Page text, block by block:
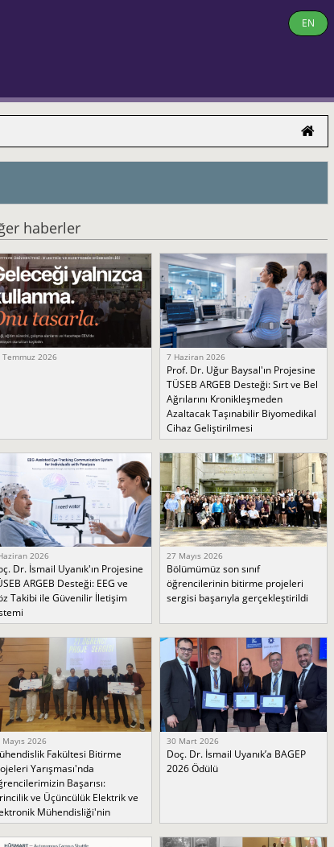
EN
haberler
Temmuz 2026 7 Haziran 2026
Prof. Dr. Uğur Baysal'ın Projesine
TÜSEB ARGEB Desteği: Sırt ve Bel
Ağrılarını Kronikleşmeden
Azaltacak Taşınabilir Biyomedikal
Cihaz Geliştirilmesi
2026
Dr. İsmail Uyanık'ın Projesine
ARGEB Desteği: EEG ve
Takibi ile Güvenilir İletişim
27 Mayıs 2026
Bölümümüz son sınıf
öğrencilerinin bitirme projeleri
sergisi başarıyla gerçekleştirildi
Mayıs 2026
Fakültesi Bitirme
Yarışması'nda
Başarısı:
ve Üçüncülük Elektrik ve
Mühendisliği'nin
30 Mart 2026
Doç. Dr. İsmail Uyanık’a BAGEP
2026 Ödülü